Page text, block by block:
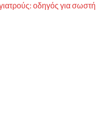
οδηγός για σωστή